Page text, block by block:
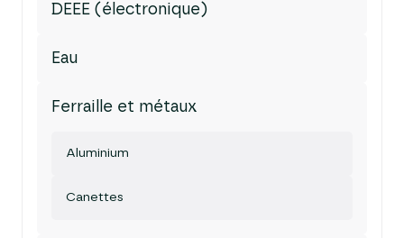
DEEE (électronique)
Eau
Ferraille et métaux
Aluminium
Canettes